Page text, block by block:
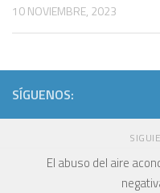
10 NOVIEMBRE, 2023
SÍGUENOS:
El abuso del aire